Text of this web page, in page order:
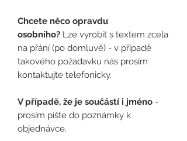
Chcete něco opravdu
osobního? Lze vyrobit s textem zcela
na přání (po domluvě) - v případě
takového požadavku nás prosím
kontaktujte telefonicky.
V případě, že je součástí i jméno -
prosím pište do poznámky k
objednávce.